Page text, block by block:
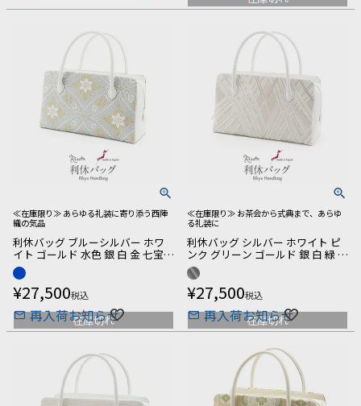
≪在庫限り≫ あらゆる礼装に寄り添う西陣
織の気品
利休バッグ ブルーシルバー ホワ
イト ゴールド 水色 銀 白 金 七宝
華紋 西陣織 正絹帯地 日本製 訪問
着 礼装用 フォーマル
¥27,500税込
在庫切れ
再入荷お知らせ
≪在庫限り≫ お茶会から式典まで、あらゆ
る礼装に
利休バッグ シルバー ホワイト ピ
ンク グリーン ゴールド 銀 白 緑 金
幾何学 ライン 西陣織 正絹帯地 日
本製 訪問着 礼装用 フォーマル
¥27,500税込
在庫切れ
再入荷お知らせ